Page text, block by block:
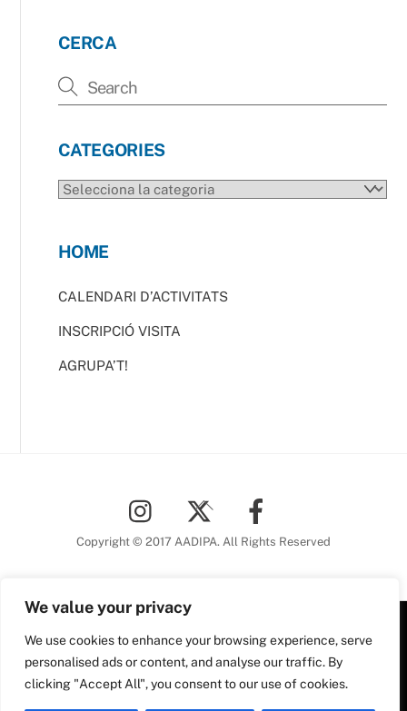
We value your privacy
We use cookies to enhance your browsing experience, serve
personalised ads or content, and analyse our traffic. By
clicking "Accept All", you consent to our use of cookies.
CERCA
CATEGORIES
CATEGORIES
HOME
CALENDARI D’ACTIVITATS
INSCRIPCIÓ VISITA
AGRUPA’T!
To
Top
Copyright © 2017 AADIPA. All Rights Reserved
Plaça Nova, 5 6a planta
08002 Barcelona
Tel. 93 306 78 28